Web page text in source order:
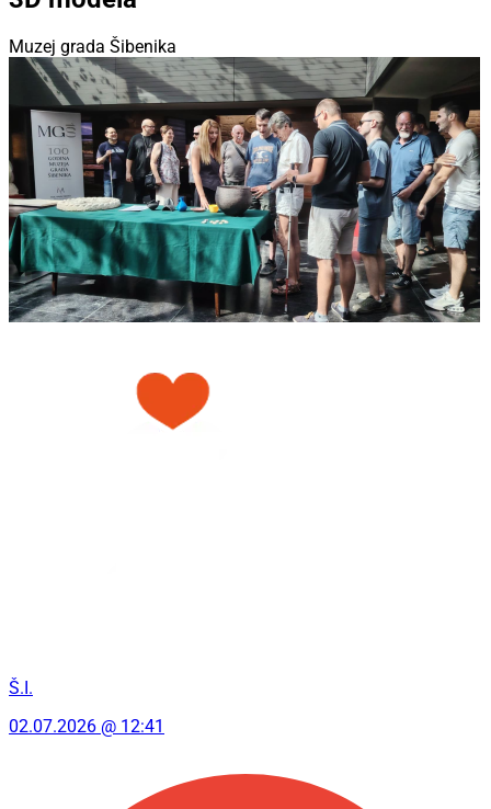
Muzej grada Šibenika
Š.I.
02.07.2026 @ 12:41